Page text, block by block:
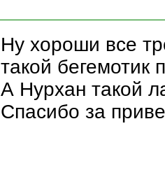
Ну хороши все
такой бегемотик
А Нурхан такой
Спасибо за